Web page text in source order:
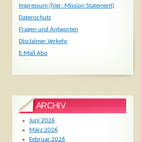
Impressum (hier: Mission Statement)
Datenschutz
Fragen und Antworten
Disclaimer Verkehr
E-Mail Abo
ARCHIV
Juni 2026
März 2026
Februar 2026